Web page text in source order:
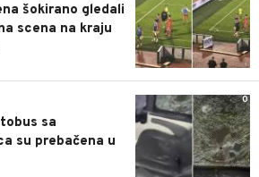
šokirano gledali
scena na kraju
0
sa
su prebačena u